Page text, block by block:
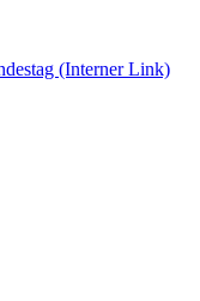
(Interner Link)